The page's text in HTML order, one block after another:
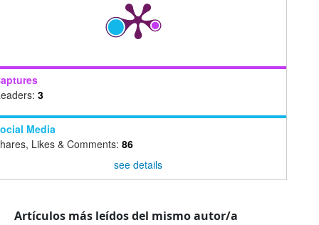
3
Media
Likes & Comments: 86
see details
Artículos más leídos del mismo autor/a